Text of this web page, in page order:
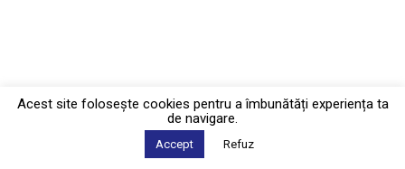
Acest site foloseşte cookies pentru a îmbunătăți experiența ta
de navigare.
Accept Refuz